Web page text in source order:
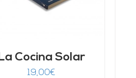
Cocina Solar
19,00€